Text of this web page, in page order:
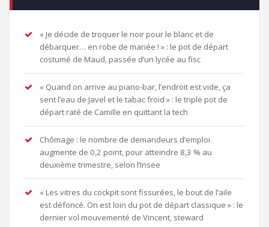
« Je décide de troquer le noir pour le blanc et de
débarquer… en robe de mariée ! » : le pot de départ
costumé de Maud, passée d’un lycée au fisc
« Quand on arrive au piano-bar, l’endroit est vide, ça
sent l’eau de Javel et le tabac froid » : le triple pot de
départ raté de Camille en quittant la tech
Chômage : le nombre de demandeurs d’emploi
augmente de 0,2 point, pour atteindre 8,3 % au
deuxième trimestre, selon l’Insee
« Les vitres du cockpit sont fissurées, le bout de l’aile
est défoncé. On est loin du pot de départ classique » : le
dernier vol mouvementé de Vincent, steward